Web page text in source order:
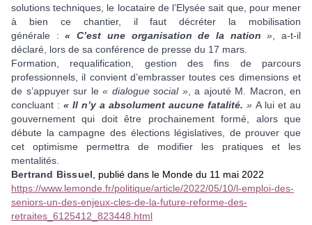
solutions techniques, le locataire de l’Elysée sait que, pour mener
à bien ce chantier, il faut décréter la mobilisation
générale :« C’est une organisation de la nation » , a-t-il
déclaré, lors de sa conférence de presse du 17 mars.
Formation, requalification, gestion des fins de parcours
professionnels, il convient d’embrasser toutes ces dimensions et
de s’appuyer sur le « dialogue social », a ajouté M. Macron, en
concluant : « Il n’y a absolument aucune fatalité. » A lui et au
gouvernement qui doit être prochainement formé, alors que
débute la campagne des élections législatives, de prouver que
cet optimisme permettra de modifier les pratiques et les
mentalités.
Bertrand Bissuel , publié dans le Monde du 11 mai 2022
https://www.lemonde.fr/politique/article/2022/05/10/l-emploi-des-
seniors-un-des-enjeux-cles-de-la-future-reforme-des-
retraites_6125412_823448.html